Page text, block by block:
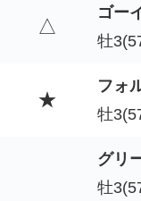
△
ゴー
牡
★
フォ
牡
グリ
牡